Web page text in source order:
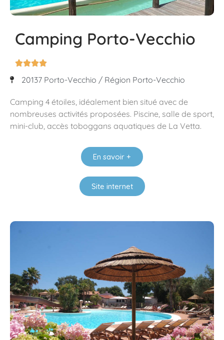
Camping Porto-Vecchio

20137 Porto-Vecchio / Région Porto-Vecchio
Camping 4 étoiles, idéalement bien situé avec de
nombreuses activités proposées. Piscine, salle de sport,
mini-club, accès toboggans aquatiques de La Vetta.
En savoir +
Site internet